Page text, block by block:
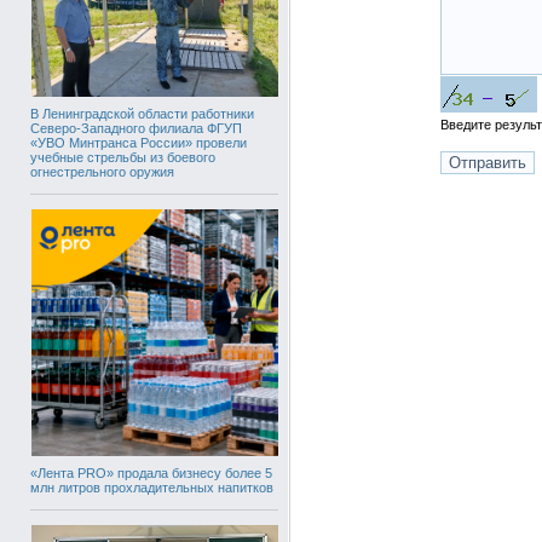
В Ленинградской области работники
Северо-Западного филиала ФГУП
«УВО Минтранса России» провели
учебные стрельбы из боевого
огнестрельного оружия
«Лента PRO» продала бизнесу более 5
млн литров прохладительных напитков
Введите